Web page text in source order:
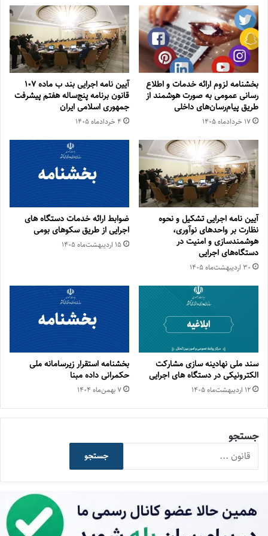
بخشنامه لزوم ارائه خدمات و اطلاع
رسانی عمومی به صورت هوشمند از
طریق پیام‌رسان‌های داخلی
۱۷ خرداد‌ماه ۱۴۰۵
آیین نامه اجرایی بند ب ماده ۱۰۷
قانون برنامه پنج‌ساله هفتم پیشرفت
جمهوری اسلامی ایران
۴ خرداد‌ماه ۱۴۰۵
آیین نامه اجرایی تشکیل و نحوه
نظارت بر واحدهای نوآوری،
هوشمندسازی و امنیت در
دستگاه‌های اجرایی
۳۰ اردیبهشت‌ماه ۱۴۰۵
ضوابط ارائه خدمات دستگاه های
اجرایی از طریق سکو­های بومی
۱۵ اردیبهشت‌ماه ۱۴۰۵
سند ملی نهادینه سازی مشارکت
الکترونیکی در دستگاه های اجرایی
۱۲ اردیبهشت‌ماه ۱۴۰۵
بخشنامه استقرار زیرسامانه ملی
حکمرانی داده مبنا
۷ بهمن‌ماه ۱۴۰۴
جستجو
جستجو